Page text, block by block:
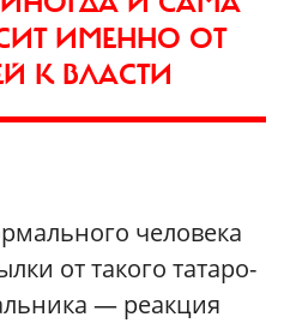
ИМЕННО ОТ
К ВЛАСТИ
человека
от такого татаро-
— реакция